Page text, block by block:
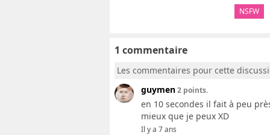
NSFW
1 commentaire
Les commentaires pour cette
guymen2 points.
en 10 secondes il fait à peu
mieux que je peux XD
Il y a 7 ans